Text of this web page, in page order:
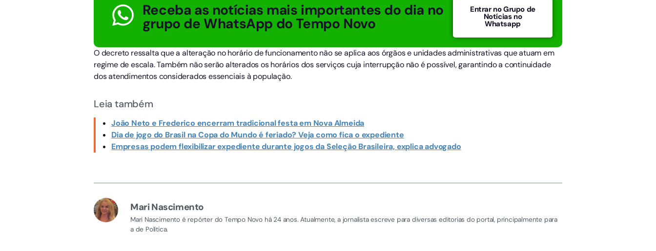
Receba as notícias mais importantes do dia no
grupo de WhatsApp do Tempo Novo
Entrar no Grupo de
Notícias no
Whatsapp
O decreto ressalta que a alteração no horário de funcionamento não se aplica aos órgãos e unidades administrativas que atuam em
regime de escala. Também não serão alterados os horários dos serviços cuja interrupção não é possível, garantindo a continuidade
dos atendimentos considerados essenciais à população.
Leia também
João Neto e Frederico encerram tradicional festa em Nova Almeida
Dia de jogo do Brasil na Copa do Mundo é feriado? Veja como fica o expediente
Empresas podem flexibilizar expediente durante jogos da Seleção Brasileira, explica advogado
Mari Nascimento
Mari Nascimento é repórter do Tempo Novo há 24 anos. Atualmente, a jornalista escreve para diversas editorias do portal, principalmente para
a de Política.